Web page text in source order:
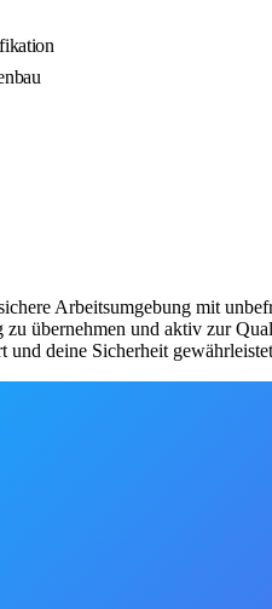
Arbeitsumgebung mit
übernehmen und aktiv zur
und deine Sicherheit